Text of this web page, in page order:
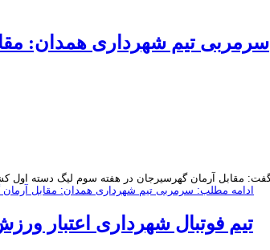
سرمربی تیم شهرداری همدان:
ادامه مطلب: سرمربی تیم شهرداری همدان: مقابل آرمان
تیم فوتبال شهرداری اعتبار